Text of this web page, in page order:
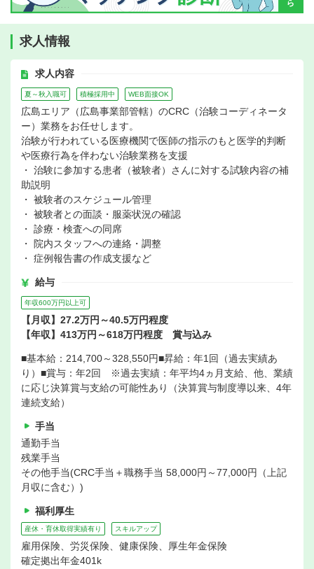
求人情報
求人内容
夏～秋入職可 積極採用中 WEB面接OK
広島エリア（広島事業部管轄）のCRC（治験コーディネータ
ー）業務をお任せします。
治験が行われている医療機関で医師の指示のもと医学的判断
や医療行為を伴わない治験業務を支援
・ 治験に参加する患者（被験者）さんに対する試験内容の補
助説明
・ 被験者のスケジュール管理
・ 被験者との面談・服薬状況の確認
・ 診療・検査への同席
・ 院内スタッフへの連絡・調整
・ 症例報告書の作成支援など
給与
年収600万円以上可
【月収】27.2万円～40.5万円程度
【年収】413万円～618万円程度 賞与込み
■基本給：214,700～328,550円■昇給：年1回（過去実績あ
り）■賞与：年2回 ※過去実績：年平均4ヵ月支給、他、業績
に応じ決算賞与支給の可能性あり（決算賞与制度導以来、4年
連続支給）
手当
通勤手当
残業手当
その他手当(CRC手当＋職務手当 58,000円～77,000円（上記
月収に含む）)
福利厚生
産休・育休取得実績有り スキルアップ
雇用保険、労災保険、健康保険、厚生年金保険
確定拠出年金401k